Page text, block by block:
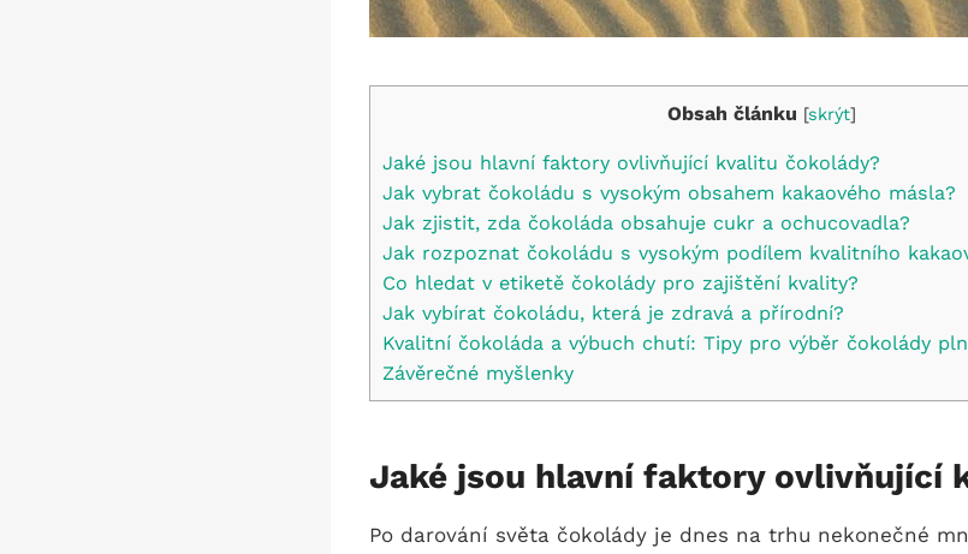
Obsah článku [skrýt]
Jaké jsou hlavní faktory ovlivňující kvalitu čokolády?
Jak vybrat čokoládu s vysokým obsahem kakaového másla?
Jak zjistit, zda čokoláda obsahuje cukr a ochucovadla?
Jak rozpoznat čokoládu s vysokým podílem kvalitního
Co hledat v etiketě čokolády pro zajištění kvality?
Jak vybírat čokoládu, která je zdravá a přírodní?
Kvalitní čokoláda a výbuch chutí: Tipy pro výběr čokolády
Závěrečné myšlenky
Jaké jsou hlavní faktory ovlivňující
Po darování světa čokolády je dnes na trhu nekonečné